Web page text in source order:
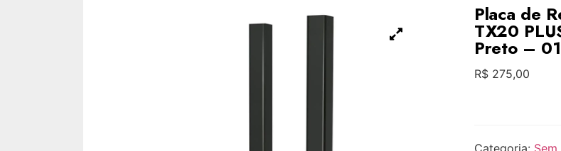
Placa de
TX20
Preto –
R$275,00
Categoria: